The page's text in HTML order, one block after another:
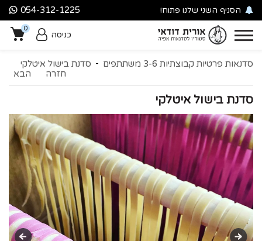
הסניף השני שלנו פתוח!
סניף עין כרם
מילואימניקים? מגיעה לכם
הטבה
054-312-1225
0
0
כניסה
סדנאות פרטיות קבוצתיות 3-6 משתתפים - סדנת בישול איטלקי
הבא
חזרה
סדנת בישול איטלקי